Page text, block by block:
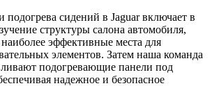
подогрева сидений в Jaguar включает в
структуры салона автомобиля,
эффективные места для
элементов. Затем наша команда
подогревающие панели под
надежное и безопасное